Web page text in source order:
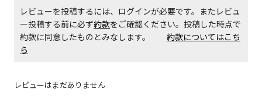
商品購入個数ごとに送料がかかる商品です
レビューを投稿するには、ログインが必要です。またレビュ
ー投稿する前に必ず約款をご確認ください。投稿した時点で
約款に同意したものとみなします。 約款についてはこち
ら
レビューはまだありません